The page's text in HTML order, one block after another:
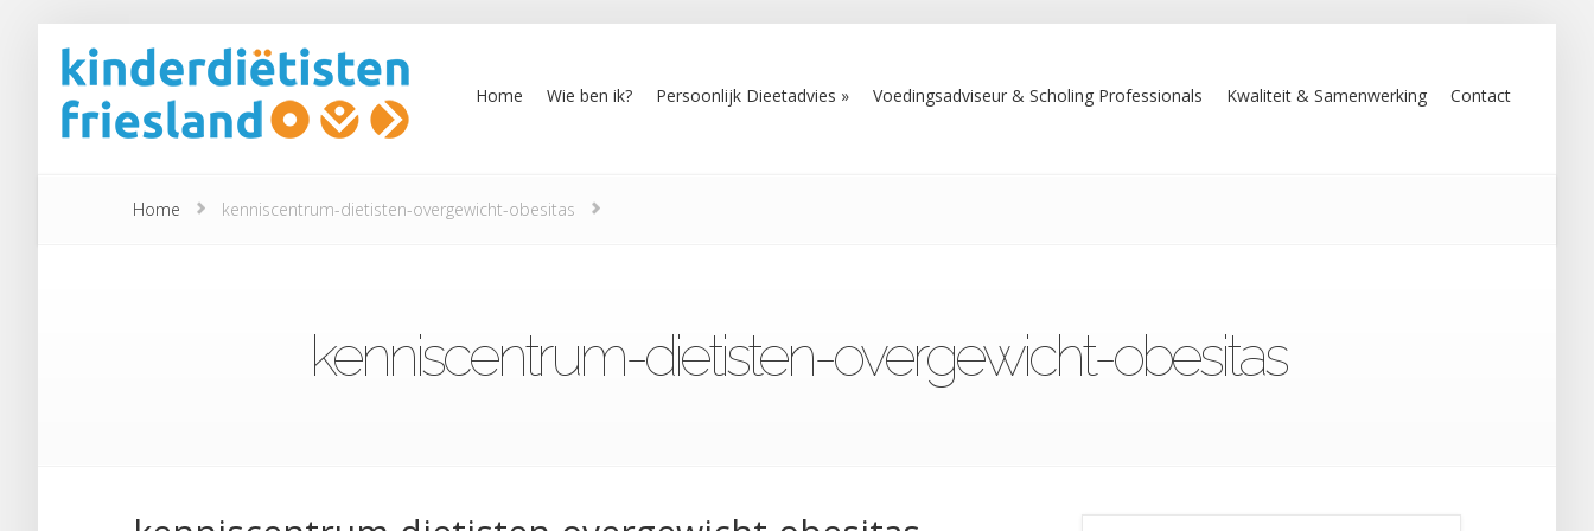
Home Wie ben ik? Persoonlijk Dieetadvies Voedingsadviseur & Scholing Professionals Kwaliteit & Samenwerking Contact
Home kenniscentrum-dietisten-overgewicht-obesitas
kenniscentrum-dietisten-overgewicht-obesitas